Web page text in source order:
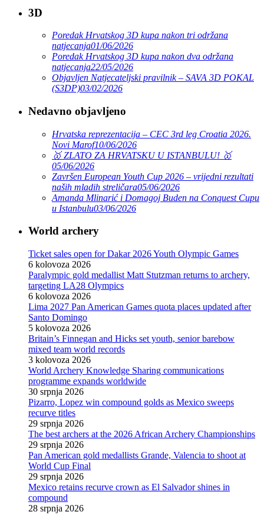
3D
Poredak Hrvatskog 3D kupa nakon tri održana
natjecanja01/06/2026
Poredak Hrvatskog 3D kupa nakon dva održana
natjecanja22/05/2026
Objavljen Natjecateljski pravilnik – SAVA 3D POKAL
(S3DP)03/02/2026
Nedavno objavljeno
Hrvatska reprezentacija – CEC 3rd leg Croatia 2026.
Novi Marof10/06/2026
🥇 ZLATO ZA HRVATSKU U ISTANBULU! 🥇
05/06/2026
Završen European Youth Cup 2026 – vrijedni rezultati
naših mladih streličara05/06/2026
Amanda Mlinarić i Domagoj Buden na Conquest Cupu
u Istanbulu03/06/2026
World archery
Ticket sales open for Dakar 2026 Youth Olympic Games
6 kolovoza 2026
Paralympic gold medallist Matt Stutzman returns to archery,
targeting LA28 Olympics
6 kolovoza 2026
Lima 2027 Pan American Games quota places updated after
Santo Domingo
5 kolovoza 2026
Britain’s Finnegan and Hicks set youth, senior barebow
mixed team world records
3 kolovoza 2026
World Archery Knowledge Sharing communications
programme expands worldwide
30 srpnja 2026
Pizarro, Lopez win compound golds as Mexico sweeps
recurve titles
29 srpnja 2026
The best archers at the 2026 African Archery Championships
29 srpnja 2026
Pan American gold medallists Grande, Valencia to shoot at
World Cup Final
29 srpnja 2026
Mexico retains recurve crown as El Salvador shines in
compound
28 srpnja 2026